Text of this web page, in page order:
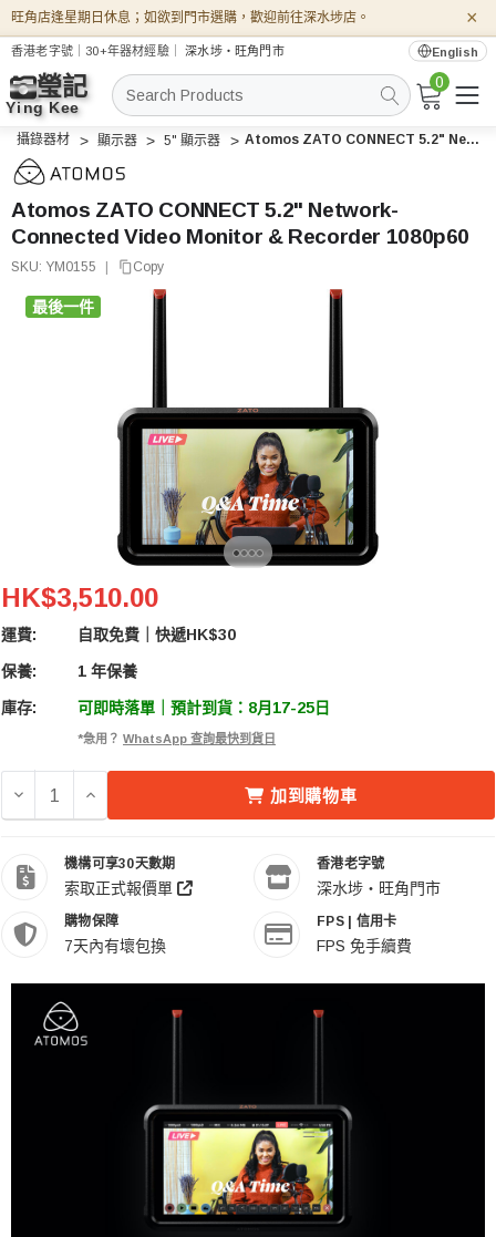
旺角店逢星期日休息；如欲到門市選購，歡迎前往深水埗店。 ×
香港老字號｜30+年器材經驗｜深水埗・旺角門市 English
搜
0
攝錄器材 顯示器 5" 顯示器 Atomos ZATO CONNECT 5.2" Network-Connected Video Monitor & Recorder 1080p60
Atomos ZATO CONNECT 5.2" Network-
Connected Video Monitor & Recorder 1080p60
SKU: YM0155 Copy
最後一件
Atomos ZATO CONNECT 5.2" Network-Connected
HK$3,510.00
運費: 自取免費｜快遞HK$30
保養: 1 年保養
庫存: 可即時落單｜預計到貨：8月17-25日
*急用？ WhatsApp 查詢最快到貨日
減少 ATOMOS ZATO CONNECT 5.2" NETWORK-
增加 ATOMOS ZATO CONNECT 5.2"
加到購物車
機構可享30天數期
索取正式報價單
香港老字號
深水埗・旺角門市
購物保障
7天內有壞包換
FPS | 信用卡
FPS 免手續費